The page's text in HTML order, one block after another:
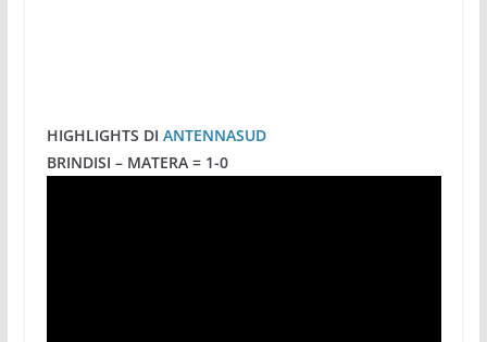
HIGHLIGHTS DI ANTENNASUD
BRINDISI – MATERA = 1-0